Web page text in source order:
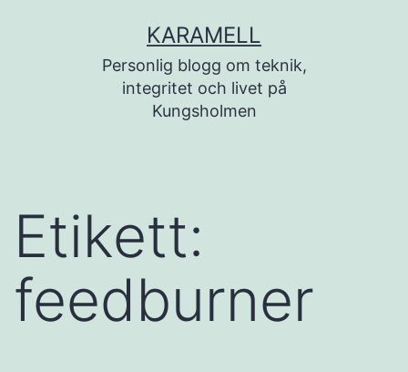
KARAMELL
Personlig blogg om teknik,
integritet och livet på
Kungsholmen
Etikett:
feedburner